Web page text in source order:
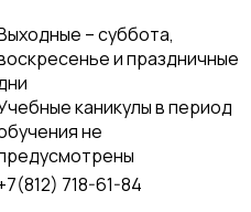
– суббота,
и праздничные
каникулы в период
не
718-61-84